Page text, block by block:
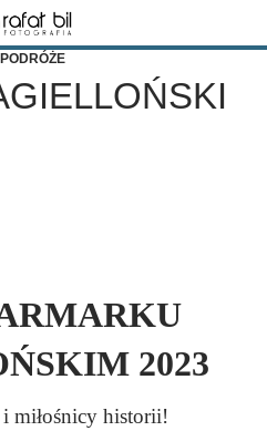
PODRÓŻE
2023
i miłośnicy historii!